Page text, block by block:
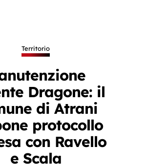
Territorio
Dragone: il
di Atrani
protocollo
con Ravello
e Scala